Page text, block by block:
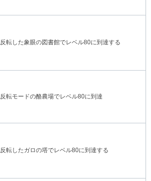
反転した象眼の図書館でレベル80に到達する
反転モードの酪農場でレベル80に到達
反転したガロの塔でレベル80に到達する